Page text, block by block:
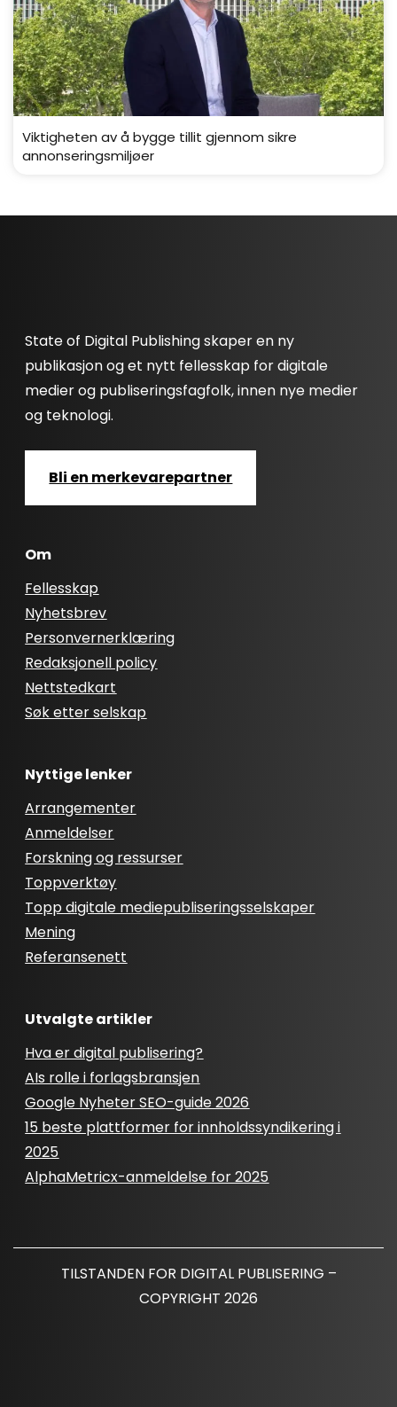
Viktigheten av å bygge tillit gjennom sikre
annonseringsmiljøer
State of Digital Publishing skaper en ny
publikasjon og et nytt fellesskap for digitale
medier og publiseringsfagfolk, innen nye medier
og teknologi.
Bli en merkevarepartner
Om
Fellesskap
Nyhetsbrev
Personvernerklæring
Redaksjonell policy
Nettstedkart
Søk etter selskap
Nyttige lenker
Arrangementer
Anmeldelser
Forskning og ressurser
Toppverktøy
Topp digitale mediepubliseringsselskaper
Mening
Referansenett
Utvalgte artikler
Hva er digital publisering?
AIs rolle i forlagsbransjen
Google Nyheter SEO-guide 2026
15 beste plattformer for innholdssyndikering i
2025
AlphaMetricx-anmeldelse for 2025
TILSTANDEN FOR DIGITAL PUBLISERING –
COPYRIGHT 2026